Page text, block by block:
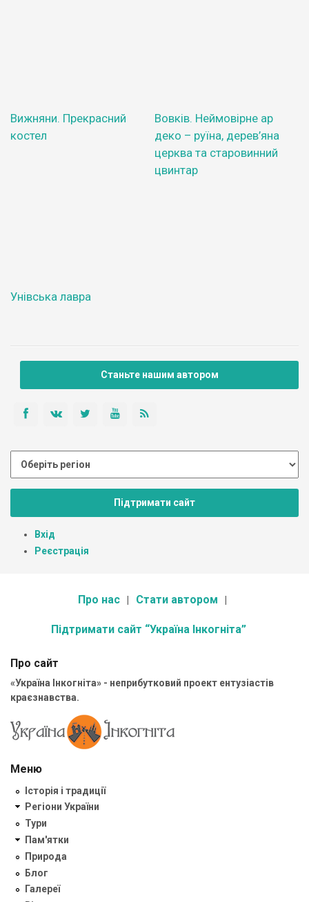
Вижняни. Прекрасний
костел
Вовків. Неймовірне ар
деко – руїна, дерев’яна
церква та старовинний
цвинтар
Унівська лавра
Станьте нашим автором
Підтримати сайт
Вхід
Реєстрація
Про нас Стати автором
Підтримати сайт “Україна Інкогніта”
Про сайт
«Україна Інкогніта» - неприбутковий проект ентузіастів
краєзнавства.
Меню
Історія і традиції
Регіони України
Тури
Пам'ятки
Природа
Блог
Галереї